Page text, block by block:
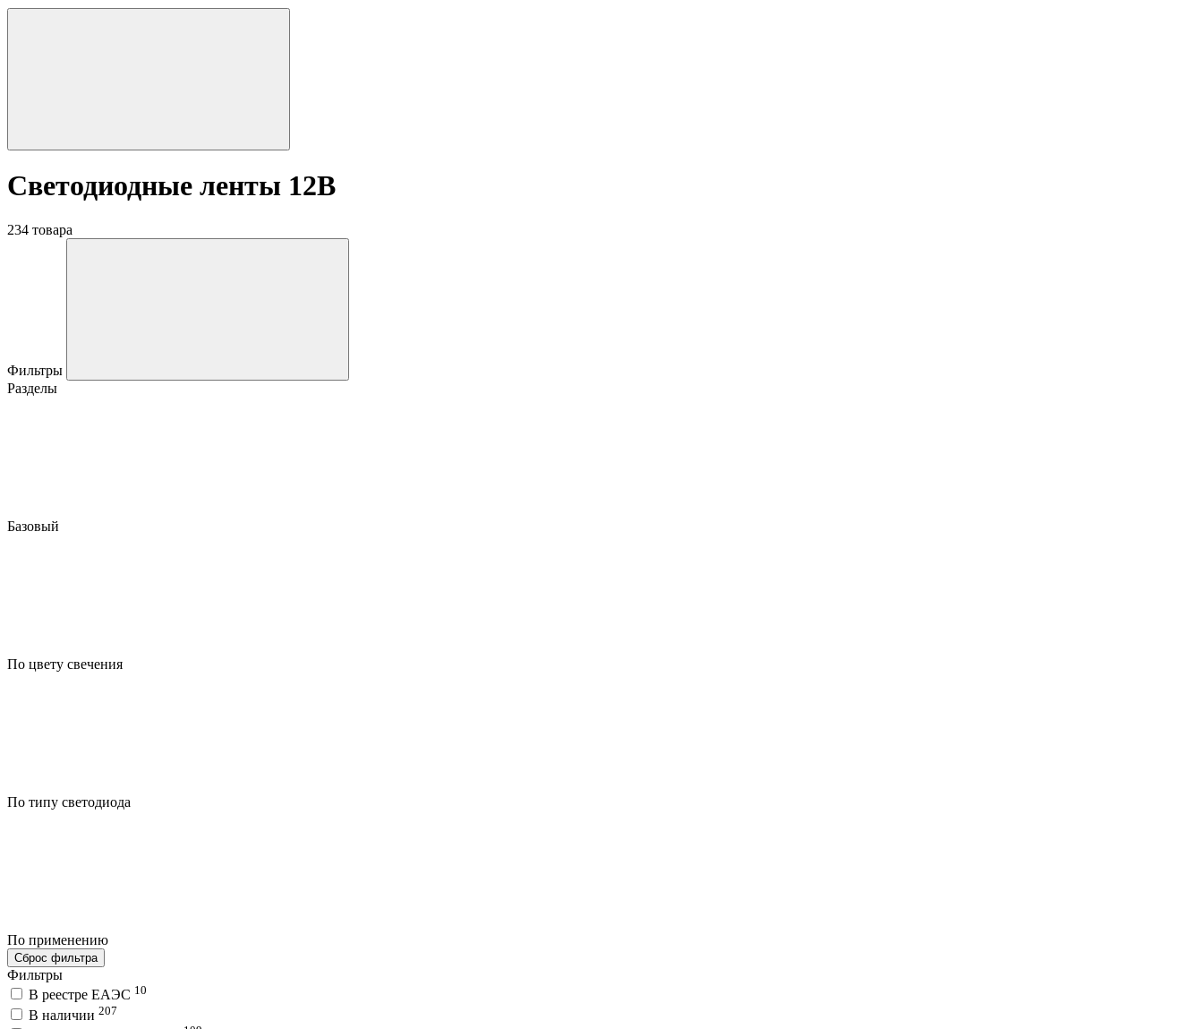
Светодиодные ленты 12В
234 товара
Фильтры
Разделы
Базовый
По цвету свечения
По типу светодиода
По применению
Сброс фильтра
Фильтры
В реестре ЕАЭС 10
В наличии 207